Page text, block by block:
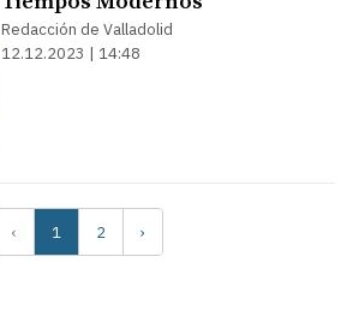
Redacción de Valladolid
12.12.2023 | 14:48
‹ 1 2 ›